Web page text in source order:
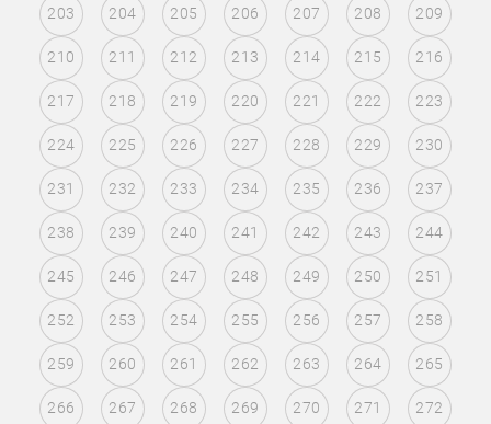
203 204 205 206 207 208 209
210 211 212 213 214 215 216
217 218 219 220 221 222 223
224 225 226 227 228 229 230
231 232 233 234 235 236 237
238 239 240 241 242 243 244
245 246 247 248 249 250 251
252 253 254 255 256 257 258
259 260 261 262 263 264 265
266 267 268 269 270 271 272